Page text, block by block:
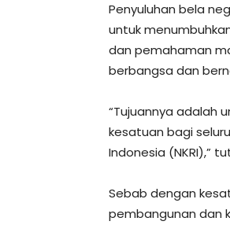
Penyuluhan bela
untuk
dan pemahaman
berbangsa dan
“Tujuannya adalah
kesatuan bagi
Indonesia (NKRI),”
Sebab dengan
pembangunan dan